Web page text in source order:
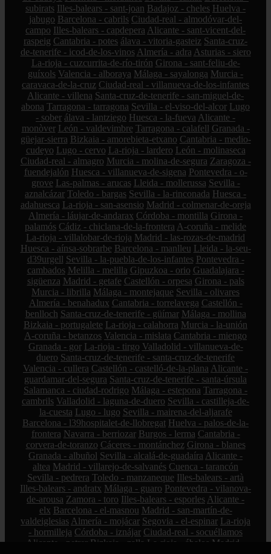
subirats Illes-balears - sant-joan Badajoz - cheles Huelva -
jabugo Barcelona - cabrils Ciudad-real - almodóvar-del-
campo Illes-balears - capdepera Alicante - sant-vicent-del-
raspeig Cantabria - potes álava - vitoria-gasteiz Santa-cruz-
de-tenerife - icod-de-los-vinos Almería - adra Asturias - siero
La-rioja - cuzcurrita-de-río-tirón Girona - sant-feliu-de-
guíxols Valencia - alboraya Málaga - sayalonga Murcia -
caravaca-de-la-cruz Ciudad-real - villanueva-de-los-infantes
Alicante - villena Santa-cruz-de-tenerife - san-miguel-de-
abona Tarragona - tarragona Sevilla - el-viso-del-alcor Lugo
- sober álava - lantziego Huesca - la-fueva Alicante -
monòver León - valdevimbre Tarragona - calafell Granada -
güejar-sierra Bizkaia - amorebieta-etxano Cantabria - medio-
cudeyo Lugo - cervo La-rioja - lardero León - molinaseca
Ciudad-real - almagro Murcia - molina-de-segura Zaragoza -
fuendejalón Huesca - villanueva-de-sigena Pontevedra - o-
grove Las-palmas - arucas Lleida - mollerussa Sevilla -
aznalcázar Toledo - bargas Sevilla - la-rinconada Huesca -
adahuesca La-rioja - san-asensio Madrid - colmenar-de-oreja
Almería - láujar-de-andarax Córdoba - montilla Girona -
palamós Cádiz - chiclana-de-la-frontera A-coruña - melide
La-rioja - villalobar-de-rioja Madrid - las-rozas-de-madrid
Huesca - aínsa-sobrarbe Barcelona - manlleu Lleida - la-seu-
d39urgell Sevilla - la-puebla-de-los-infantes Pontevedra -
cambados Melilla - melilla Gipuzkoa - orio Guadalajara -
sigüenza Madrid - getafe Castellón - orpesa Girona - pals
Murcia - librilla Málaga - montejaque Sevilla - olivares
Almería - benahadux Cantabria - torrelavega Castellón -
benlloch Santa-cruz-de-tenerife - güímar Málaga - mollina
Bizkaia - portugalete La-rioja - calahorra Murcia - la-unión
A-coruña - betanzos Valencia - mislata Cantabria - miengo
Granada - gor La-rioja - tirgo Valladolid - villanueva-de-
duero Santa-cruz-de-tenerife - santa-cruz-de-tenerife
Valencia - cullera Castellón - castelló-de-la-plana Alicante -
guardamar-del-segura Santa-cruz-de-tenerife - santa-úrsula
Salamanca - ciudad-rodrigo Málaga - estepona Tarragona -
cambrils Valladolid - laguna-de-duero Sevilla - castilleja-de-
la-cuesta Lugo - lugo Sevilla - mairena-del-aljarafe
Barcelona - l39hospitalet-de-llobregat Huelva - palos-de-la-
frontera Navarra - berriozar Burgos - lerma Cantabria -
corvera-de-toranzo Cáceres - montánchez Girona - blanes
Granada - albuñol Sevilla - alcalá-de-guadaíra Alicante -
altea Madrid - villarejo-de-salvanés Cuenca - tarancón
Sevilla - pedrera Toledo - manzaneque Illes-balears - artà
Illes-balears - andratx Málaga - guaro Pontevedra - vilanova-
de-arousa Zamora - toro Illes-balears - esporles Alicante -
elx Barcelona - el-masnou Madrid - san-martín-de-
valdeiglesias Almería - mojácar Segovia - el-espinar La-rioja
- hormilleja Córdoba - iznájar Ciudad-real - socuéllamos
Alicante - petrer Bizkaia - zalla La-rioja - ábalos Madrid -